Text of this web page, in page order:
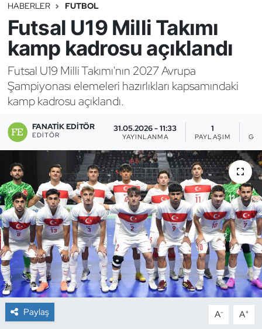
HABERLER FUTBOL
Futsal U19 Milli Takımı
kamp kadrosu açıklandı
Futsal U19 Milli Takımı'nın 2027 Avrupa
Şampiyonası elemeleri hazırlıkları kapsamındaki
kamp kadrosu açıklandı.
FANATIK EDITÖR
EDITÖR
31.05.2026 - 11:33
YAYINLANMA
1
PAYLAŞIM
Paylaş A- A+
Binicilik
Bisiklet
Bocce Bowling Dart
Buz Hokeyi
Buz Pateni
Çim Hokeyi
Cimnastik
Curling
Dağcılık